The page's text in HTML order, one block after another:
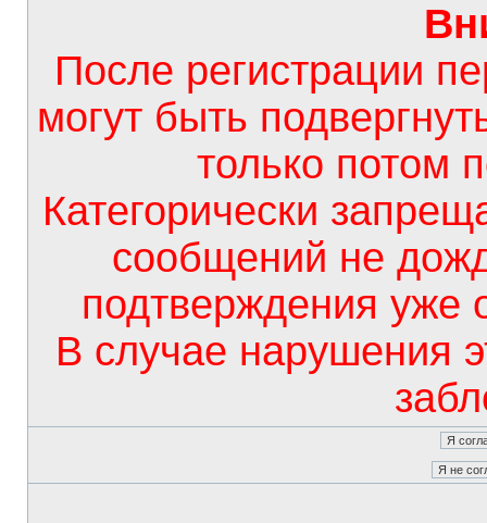
После регистрации
могут быть
только потом
Категорически
сообщений не
подтверждения уже
В случае нарушения